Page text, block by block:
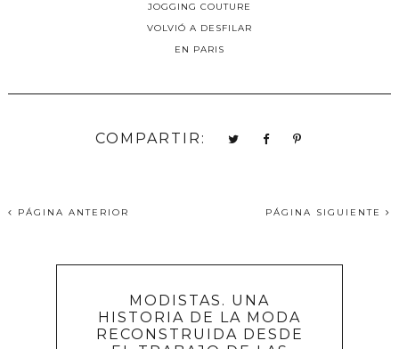
JOGGING COUTURE
VOLVIÓ A DESFILAR
EN PARIS
COMPARTIR:
PÁGINA ANTERIOR PÁGINA SIGUIENTE
MODISTAS. UNA
HISTORIA DE LA MODA
RECONSTRUIDA DESDE